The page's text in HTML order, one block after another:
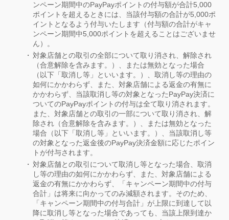
ンペーン期間中のPayPayポイントの付与額が合計5,000
ポイントを超えるときには、当該付与額の合計が5,000ポ
イントとなるよう付与いたします（付与額の合計がキャ
ンペーン期間中5,000ポイントを超えることはございませ
ん）。
対象店舗との取引の全部について取り消され、解除され
（合意解除を含みます。）、または無効となった場合
（以下「取消し等」といいます。）、取消し等の理由の
如何にかかわらず、また、対象店舗による返金の有無に
かかわらず、当該取消し等の対象となったPayPay決済に
ついてのPayPayポイントの付与は全て取り消されます。
また、対象店舗との取引の一部について取り消され、解
除され（合意解除を含みます。）、または無効となった
場合（以下「取消し等」といいます。）、当該取消し等
の対象となった返金後のPayPay決済金額に応じたポイン
トが付与されます。
対象店舗との取引について取消し等となった場合、取消
し等の理由の如何にかかわらず、また、対象店舗による
返金の有無にかかわらず、「キャンペーン期間中の付与
合計」は将来に向かってのみ減額されます。そのため、
「キャンペーン期間中の付与合計」が上限に到達して以
降に取消し等となった場合であっても、当該上限到達か